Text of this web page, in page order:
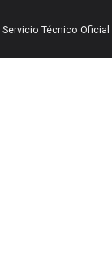
Servicio Técnico Oficial